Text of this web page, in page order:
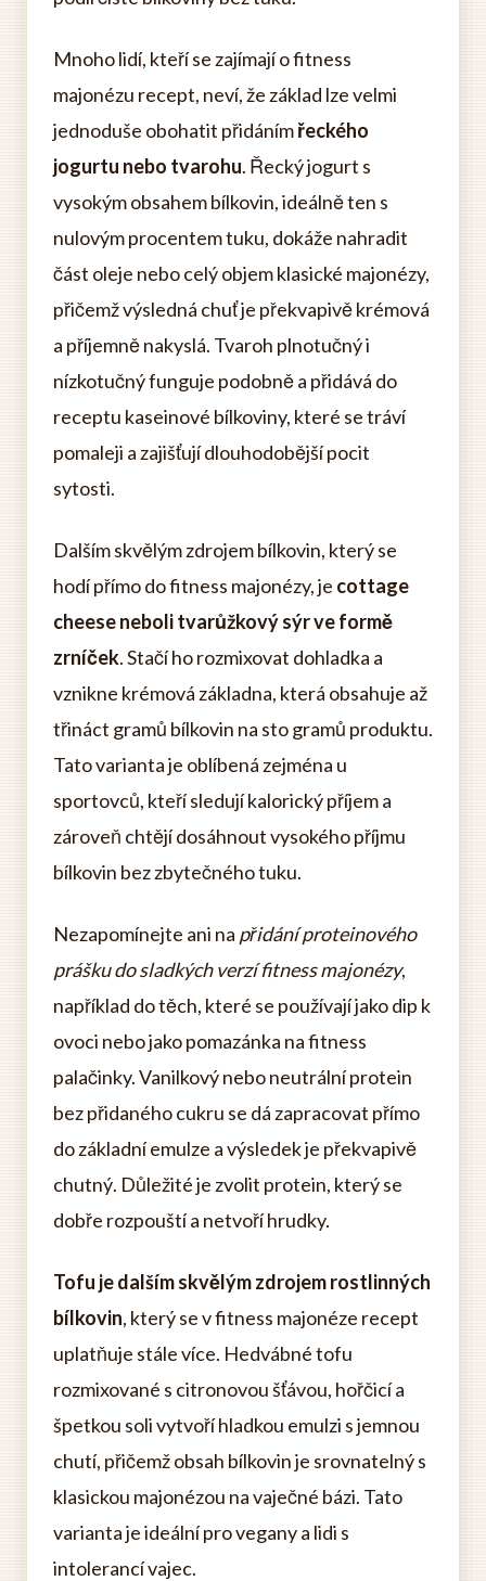
Mnoho lidí, kteří se zajímají o fitness
majonézu recept, neví, že základ lze velmi
jednoduše obohatit přidánímřeckého
jogurtu nebo tvarohu. Řecký jogurt s
vysokým obsahem bílkovin, ideálně ten s
nulovým procentem tuku, dokáže nahradit
část oleje nebo celý objem klasické majonézy,
přičemž výsledná chuť je překvapivě krémová
a příjemně nakyslá. Tvaroh plnotučný i
nízkotučný funguje podobně a přidává do
receptu kaseinové bílkoviny, které se tráví
pomaleji a zajišťují dlouhodobější pocit
sytosti.
Dalším skvělým zdrojem bílkovin, který se
hodí přímo do fitness majonézy, je cottage
cheese neboli tvarůžkový sýr ve formě
zrníček. Stačí ho rozmixovat dohladka a
vznikne krémová základna, která obsahuje až
třináct gramů bílkovin na sto gramů produktu.
Tato varianta je oblíbená zejména u
sportovců, kteří sledují kalorický příjem a
zároveň chtějí dosáhnout vysokého příjmu
bílkovin bez zbytečného tuku.
Nezapomínejte ani na přidání proteinového
prášku do sladkých verzí fitness majonézy,
například do těch, které se používají jako dip k
ovoci nebo jako pomazánka na fitness
palačinky. Vanilkový nebo neutrální protein
bez přidaného cukru se dá zapracovat přímo
do základní emulze a výsledek je překvapivě
chutný. Důležité je zvolit protein, který se
dobře rozpouští a netvoří hrudky.
Tofu je dalším skvělým zdrojem rostlinných
bílkovin, který se v fitness majonéze recept
uplatňuje stále více. Hedvábné tofu
rozmixované s citronovou šťávou, hořčicí a
špetkou soli vytvoří hladkou emulzi s jemnou
chutí, přičemž obsah bílkovin je srovnatelný s
klasickou majonézou na vaječné bázi. Tato
varianta je ideální pro vegany a lidi s
intolerancí vajec.